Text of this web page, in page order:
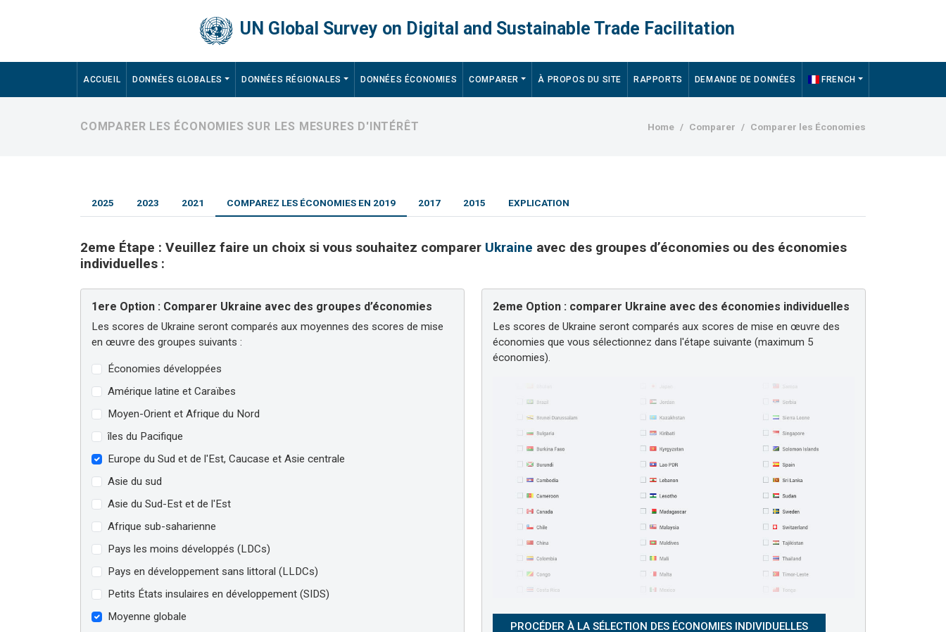
UN Global Survey on Digital and Sustainable Trade Facilitation
Main navigation
ACCUEIL DONNÉES GLOBALES DONNÉES RÉGIONALES DONNÉES ÉCONOMIES COMPARER À PROPOS DU SITE RAPPORTS DEMANDE DE DONNÉES FRENCH
Breadcrumb
Home Comparer Comparer les Économies
COMPARER LES ÉCONOMIES SUR LES MESURES D'INTÉRÊT
2025 2023 2021 COMPAREZ LES ÉCONOMIES EN 2019 2017 2015 EXPLICATION
2eme Étape : Veuillez faire un choix si vous souhaitez comparer Ukraine avec des groupes d’économies ou des économies
individuelles :
1ere Option : Comparer Ukraine avec des groupes d’économies
Les scores de Ukraine seront comparés aux moyennes des scores de mise
en œuvre des groupes suivants :
Économies développées
Amérique latine et Caraïbes
Moyen-Orient et Afrique du Nord
îles du Pacifique
Europe du Sud et de l'Est, Caucase et Asie centrale
Asie du sud
Asie du Sud-Est et de l'Est
Afrique sub-saharienne
Pays les moins développés (LDCs)
Pays en développement sans littoral (LLDCs)
Petits États insulaires en développement (SIDS)
Moyenne globale
2eme Option : comparer Ukraine avec des économies individuelles
Les scores de Ukraine seront comparés aux scores de mise en œuvre des
économies que vous sélectionnez dans l'étape suivante (maximum 5
économies).